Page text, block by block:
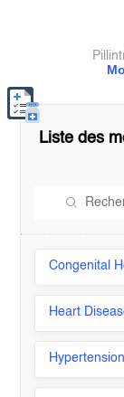
Liste des
Congenital
Heart
Hypertension